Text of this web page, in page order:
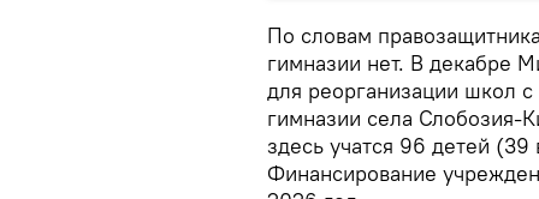
По словам
гимназии нет. В декабре
для реорганизации школ
гимназии села Слобозия-
здесь учатся 96 детей
Финансирование